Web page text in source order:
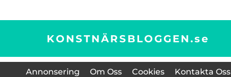
KONSTNÄRSBLOGGEN.se
Annonsering Om Oss Cookies Kontakta Oss